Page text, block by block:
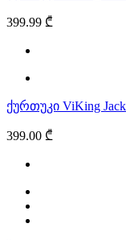
399.99 ₾
ქურთუკი ViKing
399.00 ₾